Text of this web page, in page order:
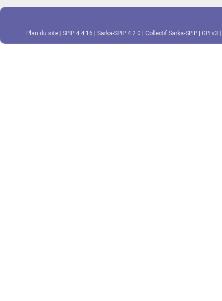
Plan du site SPIP 4.4.16 Sarka-SPIP 4.2.0 Collectif Sarka-SPIP GPLv3